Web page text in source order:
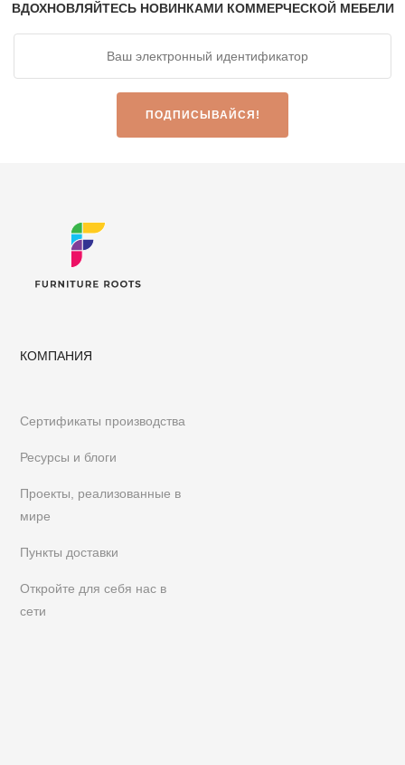
ВДОХНОВЛЯЙТЕСЬ НОВИНКАМИ КОММЕРЧЕСКОЙ МЕБЕЛИ
КОМПАНИЯ
Сертификаты производства
Ресурсы и блоги
Проекты, реализованные в
мире
Пункты доставки
Откройте для себя нас в
сети